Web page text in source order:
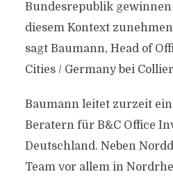
Bundesrepublik gewinnen
diesem Kontext
sagt Baumann, Head of
Cities / Germany bei
Baumann leitet zurzeit
Beratern für B&C Office
Deutschland. Neben
Team vor allem in